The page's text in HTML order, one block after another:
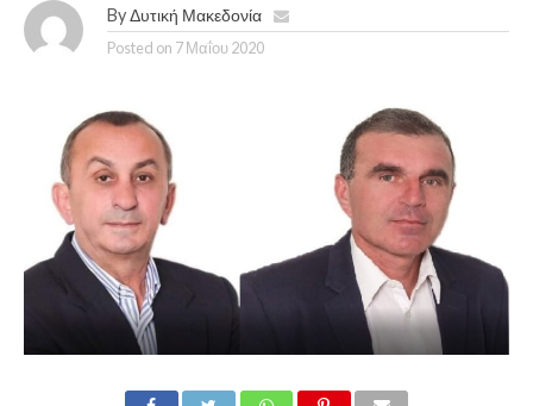
By Δυτική Μακεδονία
Posted on 7 Μαΐου 2020